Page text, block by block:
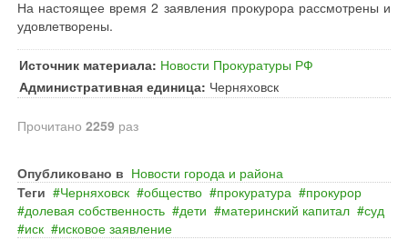
На настоящее время 2 заявления прокурора рассмотрены и
удовлетворены.
Источник материала: Новости Прокуратуры РФ
Административная единица: Черняховск
Прочитано 2259 раз
Опубликовано в Новости города и района
Теги
Черняховск общество прокуратура
прокурор
долевая собственность
дети материнский капитал
суд
иск
исковое заявление